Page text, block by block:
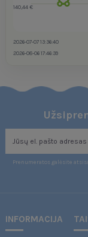
140,44 €
2026-07-07 13:36:40
2026-08-06 17:46:39
Prenumeratos galėsite
INFORMACIJA